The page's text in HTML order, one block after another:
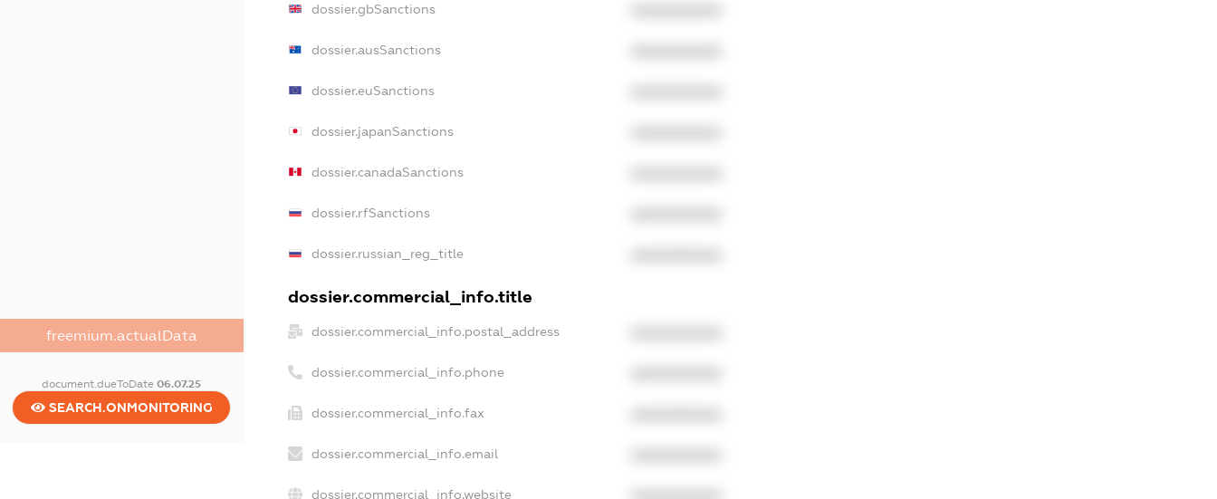
freemium.actualData
document.dueToDate06.07.25
SEARCH.ONMONITORING
dossier.gbSanctions
dossier.ausSanctions
dossier.euSanctions
dossier.japanSanctions
dossier.canadaSanctions
dossier.rfSanctions
dossier.russian_reg_title
dossier.commercial_info.title
dossier.commercial_info.postal_address
dossier.commercial_info.phone
dossier.commercial_info.fax
dossier.commercial_info.email
dossier.commercial_info.website